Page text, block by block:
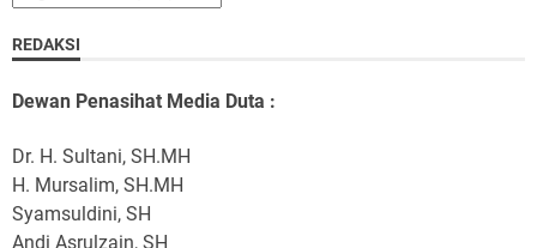
REDAKSI
Dewan Penasihat Media Duta :
Dr. H. Sultani, SH.MH
H. Mursalim, SH.MH
Syamsuldini, SH
Andi Asrulzain, SH